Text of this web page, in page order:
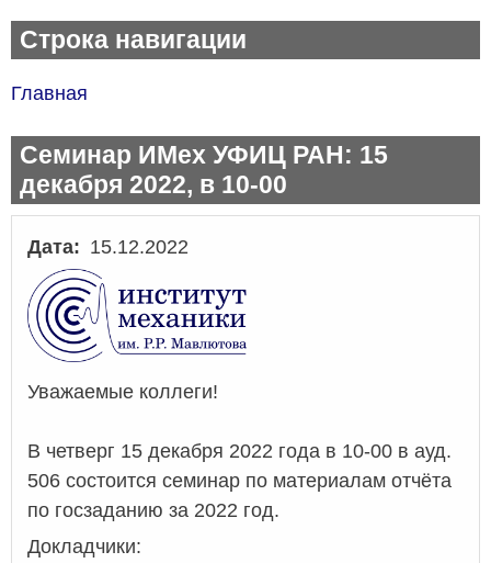
Строка навигации
Главная
Семинар ИМех УФИЦ РАН: 15
декабря 2022, в 10-00
Дата 15.12.2022
Уважаемые коллеги!
В четверг 15 декабря 2022 года в 10-00 в ауд.
506 состоится семинар по материалам отчёта
по госзаданию за 2022 год.
Докладчики: